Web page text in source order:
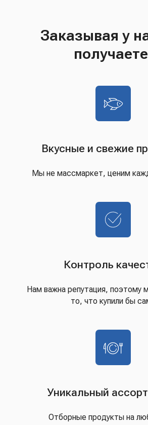
Заказывая у
Вкусные и свежие
Мы не массмаркет, ценим
Контроль
Нам важна репутация, поэтому
то, что купили бы
Уникальный
Отборные продукты на